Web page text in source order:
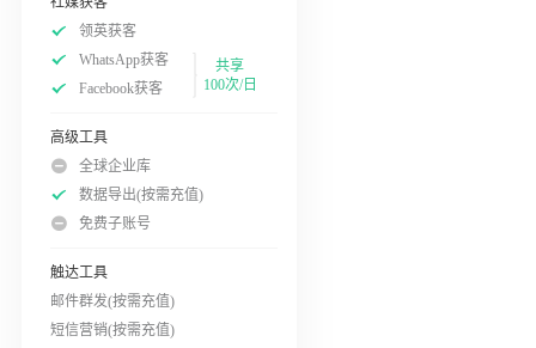
领英获客
WhatsApp获客
Facebook获客
共享
100次/日
高级工具
全球企业库
数据导出(按需充值)
免费子账号
触达工具
邮件群发(按需充值)
短信营销(按需充值)